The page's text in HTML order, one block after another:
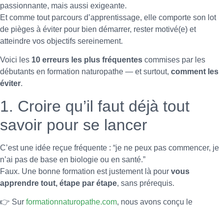
passionnante, mais aussi exigeante.
Et comme tout parcours d’apprentissage, elle comporte son lot
de pièges à éviter pour bien démarrer, rester motivé(e) et
atteindre vos objectifs sereinement.
Voici les 10 erreurs les plus fréquentes commises par les
débutants en formation naturopathe — et surtout, comment les
éviter.
1. Croire qu’il faut déjà tout
savoir pour se lancer
C’est une idée reçue fréquente : “je ne peux pas commencer, je
n’ai pas de base en biologie ou en santé.”
Faux. Une bonne formation est justement là pour vous
apprendre tout, étape par étape, sans prérequis.
👉 Sur formationnaturopathe.com, nous avons conçu le